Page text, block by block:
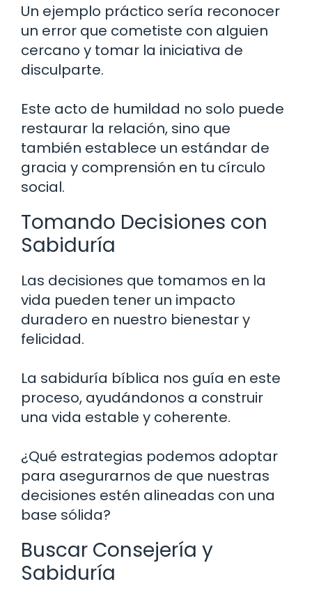
Un ejemplo práctico sería reconocer
un error que cometiste con alguien
cercano y tomar la iniciativa de
disculparte.
Este acto de humildad no solo puede
restaurar la relación, sino que
también establece un estándar de
gracia y comprensión en tu círculo
social.
Tomando Decisiones con
Sabiduría
Las decisiones que tomamos en la
vida pueden tener un impacto
duradero en nuestro bienestar y
felicidad.
La sabiduría bíblica nos guía en este
proceso, ayudándonos a construir
una vida estable y coherente.
¿Qué estrategias podemos adoptar
para asegurarnos de que nuestras
decisiones estén alineadas con una
base sólida?
Buscar Consejería y
Sabiduría